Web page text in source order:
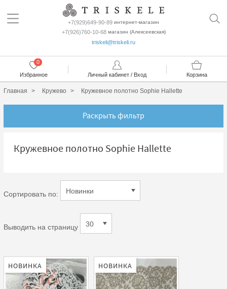
+7(929)649-90-89 интернет-магазин
+7(926)760-10-68магазин (Алексеевская)
triskeli@triskeli.ru
Избранное
0
Личный кабинет / Вход Корзина
Главная Кружево Кружевное полотно Sophie Hallette
Раскрыть фильтр
Кружевное полотно Sophie Hallette
Сортировать по:
Выводить на страницу
НОВИНКА НОВИНКА